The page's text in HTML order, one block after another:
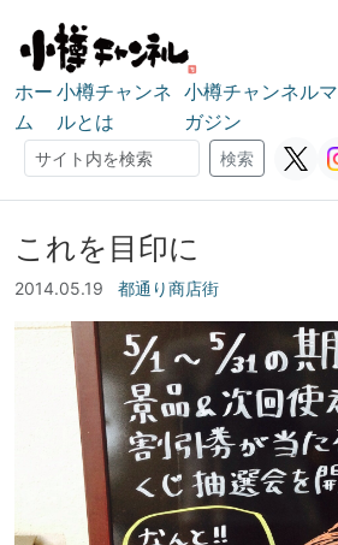
ホー
ム
小樽チャンネ
ルとは
小樽チャンネルマ
ガジン
検索
検索
これを目印に
2014.05.19 都通り商店街